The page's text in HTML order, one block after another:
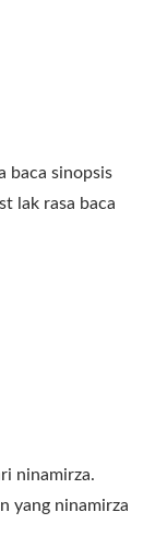
baca sinopsis
lak rasa baca
ninamirza.
yang ninamirza